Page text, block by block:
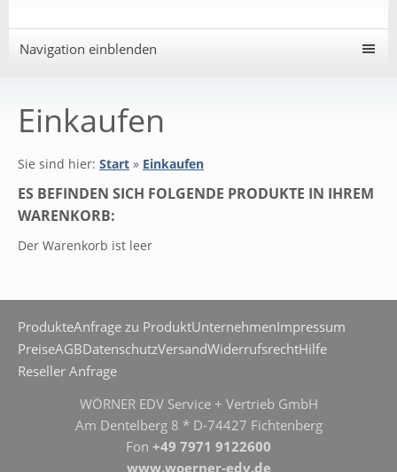
Navigation einblenden
Einkaufen
Sie sind hier: Start » Einkaufen
ES BEFINDEN SICH FOLGENDE PRODUKTE IN IHREM
WARENKORB:
Der Warenkorb ist leer
ProdukteAnfrage zu ProduktUnternehmenImpressum
PreiseAGBDatenschutzVersandWiderrufsrechtHilfe
Reseller Anfrage
WÖRNER EDV Service + Vertrieb GmbH
Am Dentelberg 8 * D-74427 Fichtenberg
Fon +49 7971 9122600
www.woerner-edv.de